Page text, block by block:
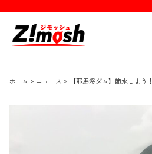
ホーム > ニュース > 【耶馬溪ダム】節水しよう